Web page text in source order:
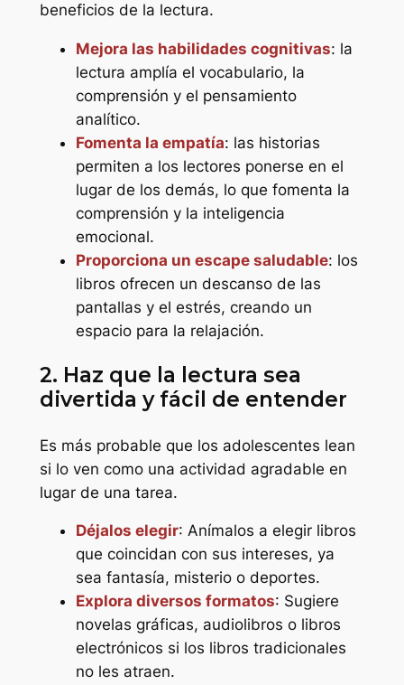
beneficios de la lectura.
Mejora las habilidades cognitivas: la
lectura amplía el vocabulario, la
comprensión y el pensamiento
analítico.
Fomenta la empatía: las historias
permiten a los lectores ponerse en el
lugar de los demás, lo que fomenta la
comprensión y la inteligencia
emocional.
Proporciona un escape saludable: los
libros ofrecen un descanso de las
pantallas y el estrés, creando un
espacio para la relajación.
2. Haz que la lectura sea
divertida y fácil de entender
Es más probable que los adolescentes lean
si lo ven como una actividad agradable en
lugar de una tarea.
Déjalos elegir: Anímalos a elegir libros
que coincidan con sus intereses, ya
sea fantasía, misterio o deportes.
Explora diversos formatos: Sugiere
novelas gráficas, audiolibros o libros
electrónicos si los libros tradicionales
no les atraen.